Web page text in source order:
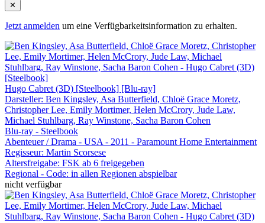
✕
Jetzt anmelden um eine Verfügbarkeitsinformation zu erhalten.
Hugo Cabret (3D) [Steelbook] [Blu-ray]
Darsteller: Ben Kingsley, Asa Butterfield, Chloë Grace Moretz,
Christopher Lee, Emily Mortimer, Helen McCrory, Jude Law,
Michael Stuhlbarg, Ray Winstone, Sacha Baron Cohen
Blu-ray - Steelbook
Abenteuer / Drama - USA - 2011 - Paramount Home Entertainment
Regisseur: Martin Scorsese
Altersfreigabe: FSK ab 6 freigegeben
Regional - Code: in allen Regionen abspielbar
nicht verfügbar